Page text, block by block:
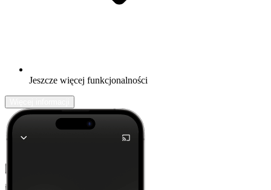
Jeszcze więcej funkcjonalności